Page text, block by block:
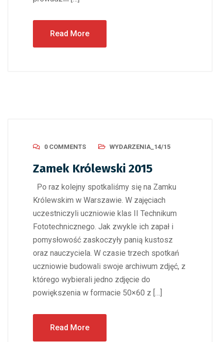
Read More
0 COMMENTS WYDARZENIA_14/15
Zamek Królewski 2015
Po raz kolejny spotkaliśmy się na Zamku
Królewskim w Warszawie. W zajęciach
uczestniczyli uczniowie klas II Technikum
Fototechnicznego. Jak zwykle ich zapał i
pomysłowość zaskoczyły panią kustosz
oraz nauczyciela. W czasie trzech spotkań
uczniowie budowali swoje archiwum zdjęć, z
którego wybierali jedno zdjęcie do
powiększenia w formacie 50×60 z […]
Read More